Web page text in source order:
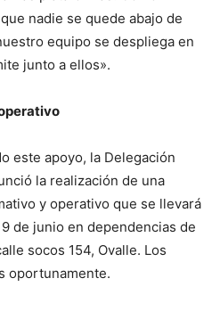
nadie se quede abajo de
equipo se despliega en
junto a ellos».
este apoyo, la Delegación
la realización de una
y operativo que se llevará
de junio en dependencias de
socos 154, Ovalle. Los
oportunamente.